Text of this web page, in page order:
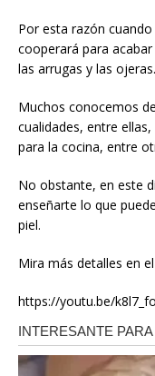
Por esta razón
cooperará para
las arrugas y las
Muchos conocemos
cualidades, entre
para la cocina, entre
No obstante, en este
enseñarte lo que
piel.
Mira más detalles en
https://youtu.be/